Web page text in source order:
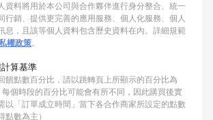
資料將用於本公司與合作夥伴進行身分整合、統一
行銷、提供更完善的應用服務、個人化服務、個人
息，且該等個人資料包含歷史資料在內。詳細規範
權政策。
算基準
饋點數百分比，請以跳轉頁上所顯示的百分比為
每個時段的百分比可能會有所不同，因此購買後實
以「訂單成立時間」當下各合作商家所設定的點數
點數為主）